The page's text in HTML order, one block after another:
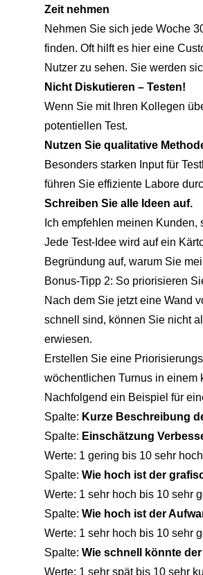
Zeit nehmen
Nehmen Sie sich jede Woche
finden. Oft hilft es hier eine
Nutzer zu sehen. Sie werden
Nicht Diskutieren – Testen!
Wenn Sie mit Ihren Kollegen
potentiellen Test.
Nutzen Sie qualitative
Besonders starken Input für
führen Sie effiziente Labore
Schreiben Sie alle Ideen auf.
Ich empfehlen meinen
Jede Test-Idee wird auf ein
Begründung auf, warum Sie
Bonus-Tipp 2: So priorisieren
Nach dem Sie jetzt eine Wand
schnell sind, können Sie nicht
erwiesen.
Erstellen Sie eine
wöchentlichen Turnus in einem
Nachfolgend ein Beispiel für
Spalte: Kurze Beschreibung
Spalte: Einschätzung
Werte: 1 gering bis 10 sehr
Spalte: Wie hoch ist der
Werte: 1 sehr hoch bis 10 sehr
Spalte: Wie hoch ist der
Werte: 1 sehr hoch bis 10 sehr
Spalte: Wie schnell könnte
Werte: 1 sehr spät bis 10 sehr